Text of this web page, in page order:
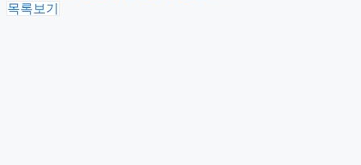
목록보기